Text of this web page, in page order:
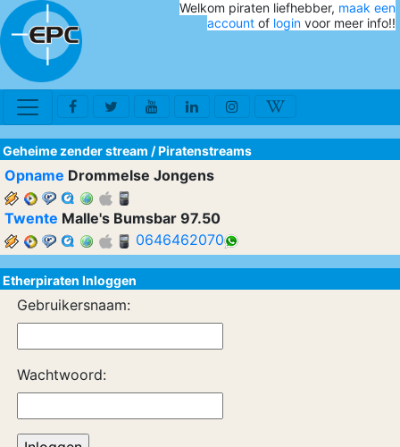
Welkom piraten liefhebber, maak een
account of login voor meer info!!
Geheime zender stream /Piratenstreams
Opname Drommelse Jongens
Twente Malle's Bumsbar 97.50
0646462070
Etherpiraten Inloggen
Gebruikersnaam:
Wachtwoord: